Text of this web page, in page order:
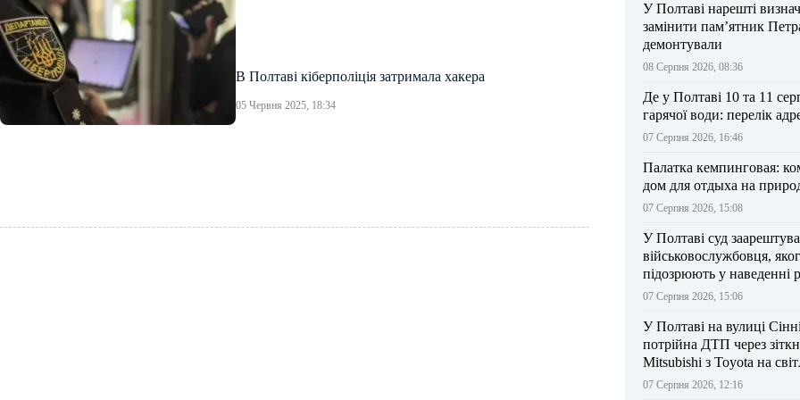
В Полтаві кіберполіція затримала хакера
05 Червня 2025, 18:34
У Полтаві нарешті
замінити пам’ятник
демонтували
08 Серпня 2026, 08:36
Де у Полтаві 10 та 11
гарячої води: перелік
07 Серпня 2026, 16:46
Палатка кемпинговая:
дом для отдыха на
07 Серпня 2026, 15:08
У Полтаві суд
військовослужбовця,
підозрюють у наведенні
БпЛА на власний
07 Серпня 2026, 15:06
У Полтаві на вулиці
потрійна ДТП через
Mitsubishi з Toyota на
07 Серпня 2026, 12:16